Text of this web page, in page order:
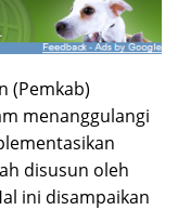
(Pemkab)
menanggulangi
disusun oleh
ini disampaikan